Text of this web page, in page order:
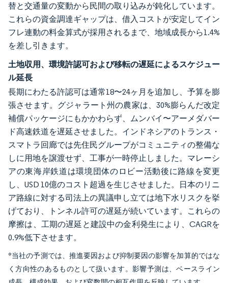
替と交通量の変動から民間の取り込みが鈍化しています。
これらの資金調達ギャップは、借入コストが安定してイン
フレ連動の料金算式が採用されるまで、地域成長から1.4%
を差し引きます。
土地収用、環境許認可および移転の遅延によるスケジュー
ル延長
長期にわたる許認可は通常18〜24ヶ月を追加し、予算を膨
張させます。グジャラート州の農家は、30%膨らんだ改定
補償パッケージにもかかわらず、ムンバイ〜アーメダバー
ド高速鉄道を遅延させました。インドネシアのトランス・
スマトラ回廊では先住民グループがコミュニティの整備な
しに用地を譲渡せず、工事が一時停止しました。マレーシ
アの東海岸鉄道は環境団体のロビー活動後に路線を変更
し、USD 10億のコスト超過を生じさせました。日本のリニ
ア路線に対する司法上の異議申し立ては地下水リスクを挙
げており、トンネル許可の遅延が続いています。これらの
摩擦は、工期の遅延と建設中の金利発生により、CAGRを
0.9%低下させます。
*当社の予測では、推進要因および抑制要因の影響を加算的ではな
く方向性のあるものとして扱います。影響予測は、ベースライン